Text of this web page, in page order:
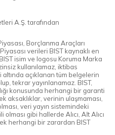
A.Ş. tarafından
Borçlanma Araçları
verileri BIST kaynaklı en
isim ve logosu Koruma Marka
kullanılamaz, iktibas
açıklanan tüm belgelerin
tekrar yayınlanamaz. BIST,
konusunda herhangi bir garanti
aksaklıklar, verinin ulaşmaması,
veri yayın sistemindeki
gibi hallerde Alıcı, Alt Alıcı
herhangi bir zarardan BIST